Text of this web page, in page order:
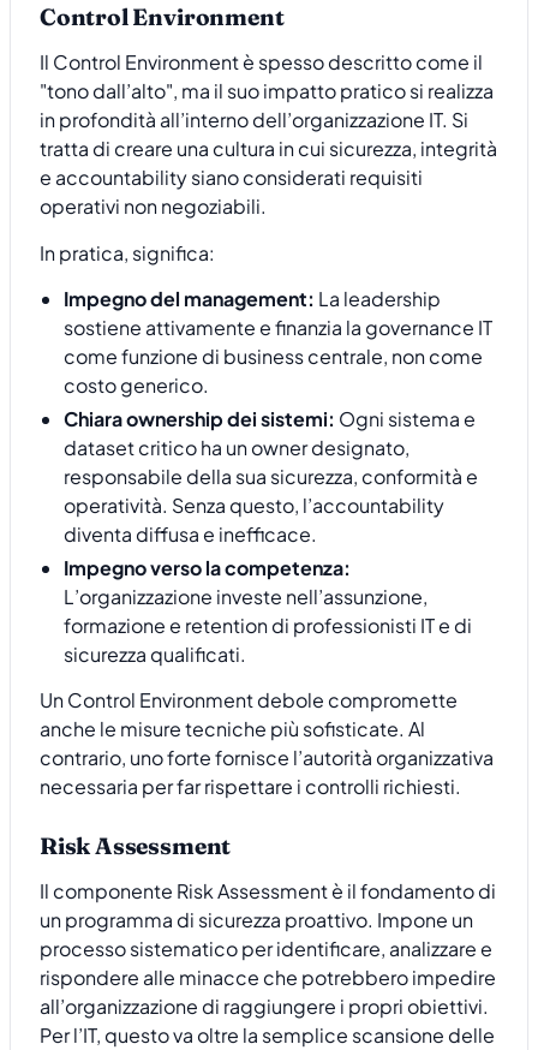
Control Environment
Il Control Environment è spesso descritto come il
"tono dall’alto", ma il suo impatto pratico si realizza
in profondità all’interno dell’organizzazione IT. Si
tratta di creare una cultura in cui sicurezza, integrità
e accountability siano considerati requisiti
operativi non negoziabili.
In pratica, significa:
Impegno del management: La leadership
sostiene attivamente e finanzia la governance IT
come funzione di business centrale, non come
costo generico.
Chiara ownership dei sistemi: Ogni sistema e
dataset critico ha un owner designato,
responsabile della sua sicurezza, conformità e
operatività. Senza questo, l’accountability
diventa diffusa e inefficace.
Impegno verso la competenza:
L’organizzazione investe nell’assunzione,
formazione e retention di professionisti IT e di
sicurezza qualificati.
Un Control Environment debole compromette
anche le misure tecniche più sofisticate. Al
contrario, uno forte fornisce l’autorità organizzativa
necessaria per far rispettare i controlli richiesti.
Risk Assessment
Il componente Risk Assessment è il fondamento di
un programma di sicurezza proattivo. Impone un
processo sistematico per identificare, analizzare e
rispondere alle minacce che potrebbero impedire
all’organizzazione di raggiungere i propri obiettivi.
Per l’IT, questo va oltre la semplice scansione delle